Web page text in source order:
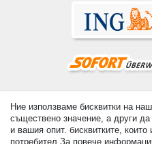
Applies to deliveries to the UK!
Ние използваме бисквитки на
съществено значение, а други
и вашия опит. бисквитките,
потребител За повече